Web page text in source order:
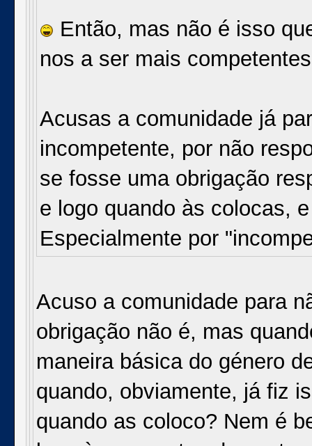
Então, mas não é isso
nos a ser mais
Acusas a comunidade já
incompetente, por não
se fosse uma obrigação
e logo quando às colocas,
Especialmente por
Acuso a comunidade para
obrigação não é, mas
maneira básica do género
quando, obviamente, já fiz
quando as coloco? Nem é